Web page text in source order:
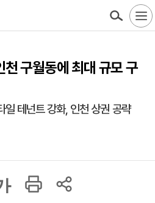
구월동에 최대 규모 구
일 테넌트 강화, 인천 상권 공략